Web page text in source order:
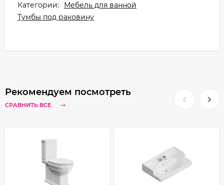
Категории:
Мебель для ванной
Тумбы под раковину
Рекомендуем посмотреть
СРАВНИТЬ ВСЕ